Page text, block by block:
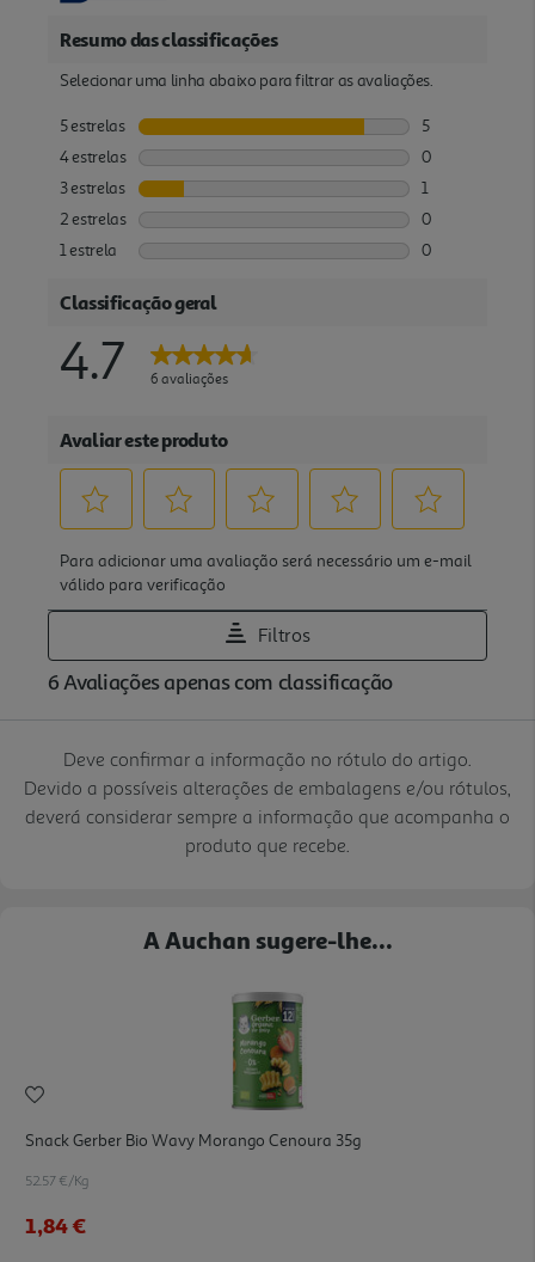
Deve confirmar a informação no rótulo do artigo.
Devido a possíveis alterações de embalagens e/ou rótulos,
deverá considerar sempre a informação que acompanha o
produto que recebe.
A Auchan sugere-lhe...
Snack Gerber Bio Wavy Morango Cenoura 35g
52.57 €/Kg
1,84 €